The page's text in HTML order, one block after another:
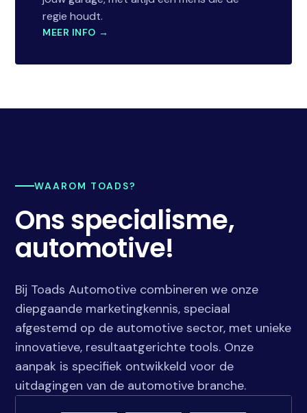
regie houdt.
MEER INFO →
WAAROM TOADS?
Ons specialisme,
automotive!
Bij Toads Automotive combineren we onze
diepgaande marketingkennis, speciaal
afgestemd op de automotive sector, met unieke
innovatieve, resultaatgerichte tools. Onze
aanpak is specifiek ontwikkeld voor de
uitdagingen van de automotive branche.